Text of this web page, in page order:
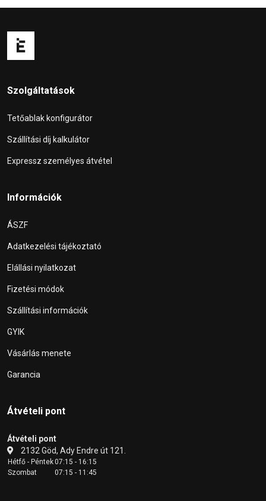
Szolgáltatások
Tetőablak konfigurátor
Szállítási díj kalkulátor
Expressz személyes átvétel
Információk
ÁSZF
Adatkezelési tájékoztató
Elállási nyilatkozat
Fizetési módok
Szállítási információk
GYIK
Vásárlás menete
Garancia
Átvételi pont
Átvételi pont
2132 Göd, Ady Endre út 121.
Hétfő - Péntek07:15 - 16:15
Szombat
07:15 - 11:45